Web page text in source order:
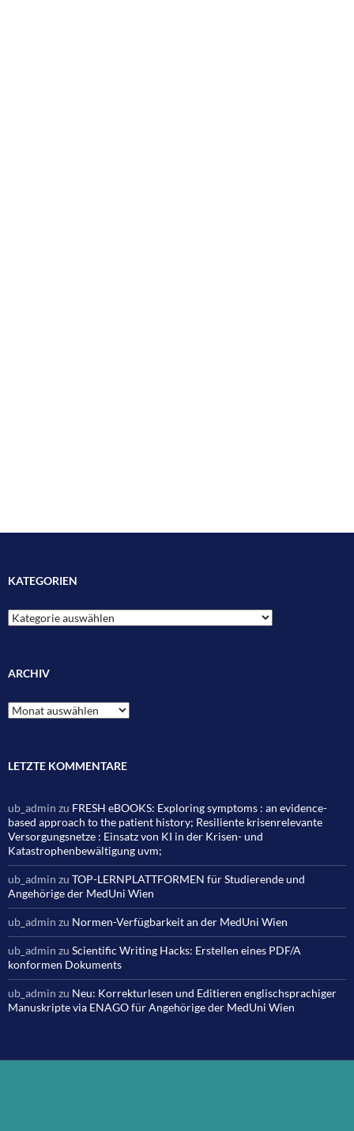
KATEGORIEN
Kategorien
ARCHIV
Archiv
LETZTE KOMMENTARE
ub_admin zu FRESH eBOOKS: Exploring symptoms : an evidence-
based approach to the patient history; Resiliente krisenrelevante
Versorgungsnetze : Einsatz von KI in der Krisen- und
Katastrophenbewältigung uvm;
ub_admin zu TOP-LERNPLATTFORMEN für Studierende und
Angehörige der MedUni Wien
ub_admin zu Normen-Verfügbarkeit an der MedUni Wien
ub_admin zu Scientific Writing Hacks: Erstellen eines PDF/A
konformen Dokuments
ub_admin zu Neu: Korrekturlesen und Editieren englischsprachiger
Manuskripte via ENAGO für Angehörige der MedUni Wien